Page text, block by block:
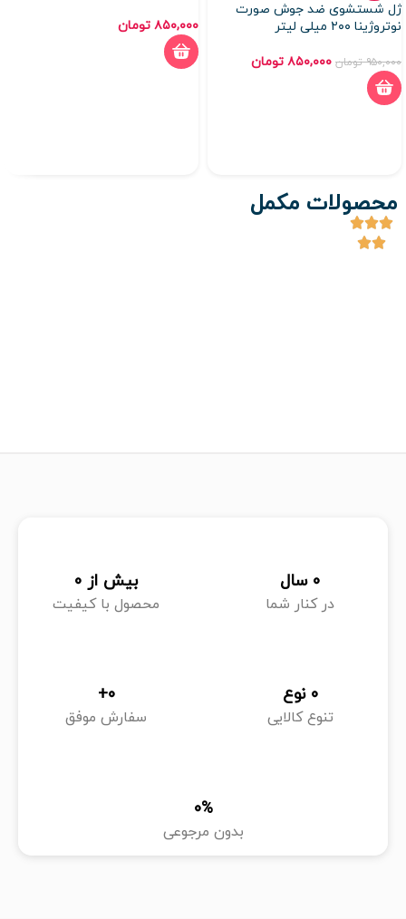
ژل شستشوی ضد جوش صورت
نوتروژینا ۲۰۰ میلی لیتر
۹۵۰,۰۰۰ تومان ۸۵۰,۰۰۰ تومان
۸۵۰,۰۰۰ تومان
محصولات مکمل
در کنار شما
0 سال
محصول با کیفیت
بیش از 0
تنوع کالایی
0 نوع
سفارش موفق
0
+
بدون مرجوعی
%
0